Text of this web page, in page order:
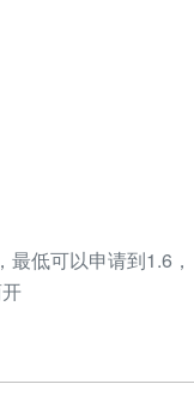
低可以申请到1.6，